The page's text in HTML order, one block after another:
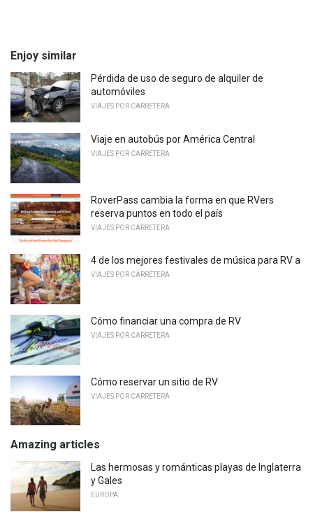
Enjoy similar
Pérdida de uso de seguro de alquiler de
automóviles
VIAJES POR CARRETERA
Viaje en autobús por América Central
VIAJES POR CARRETERA
RoverPass cambia la forma en que RVers
reserva puntos en todo el país
VIAJES POR CARRETERA
4 de los mejores festivales de música para RV a
VIAJES POR CARRETERA
Cómo financiar una compra de RV
VIAJES POR CARRETERA
Cómo reservar un sitio de RV
VIAJES POR CARRETERA
Amazing articles
Las hermosas y románticas playas de Inglaterra
y Gales
EUROPA